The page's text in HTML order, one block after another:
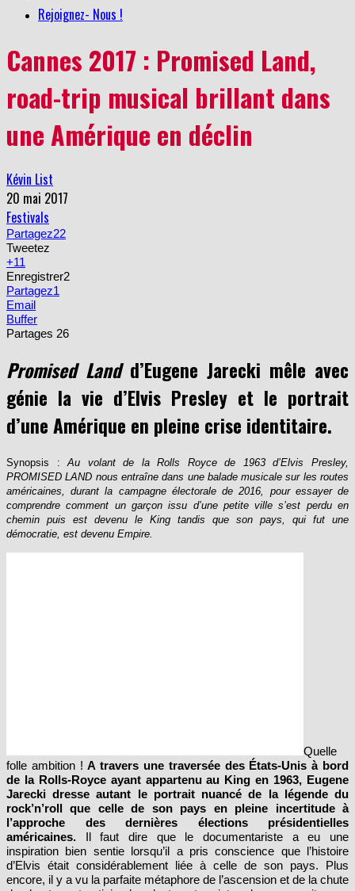
Rejoignez- Nous !
Cannes 2017 : Promised Land,
road-trip musical brillant dans
une Amérique en déclin
Kévin List
20 mai 2017
Festivals
Partagez22
Tweetez
+11
Enregistrer2
Partagez1
Email
Buffer
Partages 26
Promised Land d’Eugene Jarecki mêle avec
génie la vie d’Elvis Presley et le portrait
d’une Amérique en pleine crise identitaire.
Synopsis :Au volant de la Rolls Royce de 1963 d’Elvis Presley,
PROMISED LAND nous entraîne dans une balade musicale sur les routes
américaines, durant la campagne électorale de 2016, pour essayer de
comprendre comment un garçon issu d’une petite ville s’est perdu en
chemin puis est devenu le King tandis que son pays, qui fut une
démocratie, est devenu Empire.
Quelle
folle ambition !A travers une traversée des États-Unis à bord
de la Rolls-Royce ayant appartenu au King en 1963, Eugene
Jarecki dresse autant le portrait nuancé de la légende du
rock’n’roll que celle de son pays en pleine incertitude à
l’approche des dernières élections présidentielles
américaines. Il faut dire que le documentariste a eu une
inspiration bien sentie lorsqu’il a pris conscience que l’histoire
d’Elvis était considérablement liée à celle de son pays. Plus
encore, il y a vu la parfaite métaphore de l’ascension et de la chute